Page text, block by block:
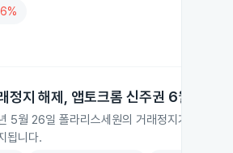
정지 해제, 앱토크롬 신주권 6월 상장
5월 26일 폴라리스세원의 거래정지가 해제
됩니다.